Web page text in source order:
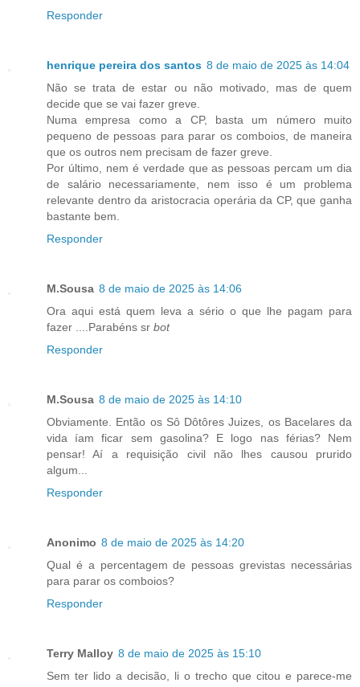
Responder
henrique pereira dos santos 8 de maio de 2025 às 14:04
Não se trata de estar ou não motivado, mas de quem
decide que se vai fazer greve.
Numa empresa como a CP, basta um número muito
pequeno de pessoas para parar os comboios, de maneira
que os outros nem precisam de fazer greve.
Por último, nem é verdade que as pessoas percam um dia
de salário necessariamente, nem isso é um problema
relevante dentro da aristocracia operária da CP, que ganha
bastante bem.
Responder
M.Sousa 8 de maio de 2025 às 14:06
Ora aqui está quem leva a sério o que lhe pagam para
fazer ....Parabéns sr bot
Responder
M.Sousa 8 de maio de 2025 às 14:10
Obviamente. Então os Sô Dôtôres Juizes, os Bacelares da
vida íam ficar sem gasolina? E logo nas férias? Nem
pensar! Aí a requisição civil não lhes causou prurido
algum...
Responder
Anonimo 8 de maio de 2025 às 14:20
Qual é a percentagem de pessoas grevistas necessárias
para parar os comboios?
Responder
Terry Malloy 8 de maio de 2025 às 15:10
Sem ter lido a decisão, li o trecho que citou e parece-me